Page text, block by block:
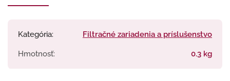
Kategória: Filtračné zariadenia a príslušenstvo
Hmotnosť: 0.3 kg